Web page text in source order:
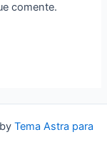
comente.
Tema Astra para